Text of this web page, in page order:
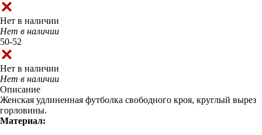
Нет в наличии
Нет в наличии
50-52
Нет в наличии
Нет в наличии
Описание
Женская удлиненная футболка свободного кроя, круглый вырез
горловины.
Материал: